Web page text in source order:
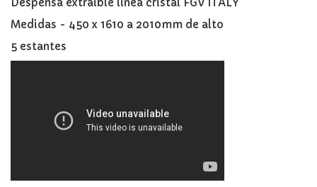
Medidas - 450 x 1610 a 2010mm de alto
5 estantes